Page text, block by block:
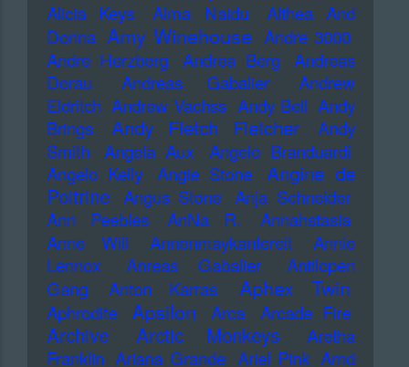
Alicia Keys Alma Naidu
Althea And
Donna Amy Winehouse Andre 3000
Andre Herzberg
Andrea Berg
Andreas
Dorau
Andreas Gabalier
Andrew
Eldritch Andrew Vachss Andy Bell Andy
Brings
Andy Fletch Fletcher
Andy
Smith
Angela Aux
Angelo Branduardi
Angelo Kelly
Angie Stone
Angine de
Poitrine Angus Stone Anja Schneider
Ann Peebles
AnNa R.
Annahstasia
Anne Will
Annenmaykantereit
Annie
Lennox
Anreas Gabalier
Antilopen
Gang
Anton Karras Aphex Twin
Aphrodite Apsilon Arca Arcade Fire
Archive Arctic Monkeys
Aretha
Franklin Ariana Grande Ariel Pink Arnd